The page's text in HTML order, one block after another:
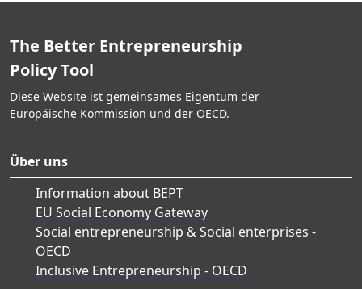
The Better Entrepreneurship
Policy Tool
Diese Website ist gemeinsames Eigentum der
Europäische Kommission und der OECD.
Über uns
Information about BEPT
EU Social Economy Gateway
Social entrepreneurship & Social enterprises -
OECD
Inclusive Entrepreneurship - OECD